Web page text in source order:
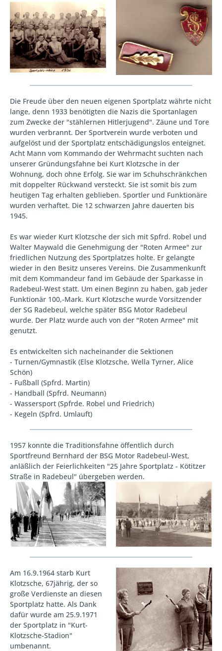
Die Freude über den neuen eigenen Sportplatz währte nicht
lange, denn 1933 benötigten die Nazis die Sportanlagen
zum Zwecke der "stählernen Hitlerjugend". Zäune und Tore
wurden verbrannt. Der Sportverein wurde verboten und
aufgelöst und der Sportplatz entschädigungslos enteignet.
Acht Mann vom Kommando der Wehrmacht suchten nach
unserer Gründungsfahne bei Kurt Klotzsche in der
Wohnung, doch ohne Erfolg. Sie war im Schuhschränkchen
mit doppelter Rückwand versteckt. Sie ist somit bis zum
heutigen Tag erhalten geblieben. Sportler und Funktionäre
wurden verhaftet. Die 12 schwarzen Jahre dauerten bis
1945.
Es war wieder Kurt Klotzsche der sich mit Spfrd. Robel und
Walter Maywald die Genehmigung der "Roten Armee" zur
friedlichen Nutzung des Sportplatzes holte. Er gelangte
wieder in den Besitz unseres Vereins. Die Zusammenkunft
mit dem Kommandeur fand im Gebäude der Sparkasse in
Radebeul-West statt. Um einen Beginn zu haben, gab jeder
Funktionär 100,-Mark. Kurt Klotzsche wurde Vorsitzender
der SG Radebeul, welche später BSG Motor Radebeul
wurde. Der Platz wurde auch von der "Roten Armee" mit
genutzt.
Es entwickelten sich nacheinander die Sektionen
- Turnen/Gymnastik (Else Klotzsche, Wella Tyrner, Alice
Schön)
- Fußball (Spfrd. Martin)
- Handball (Spfrd. Neumann)
- Wassersport (Spfrde. Robel und Friedrich)
- Kegeln (Spfrd. Umlauft)
1957 konnte die Traditionsfahne öffentlich durch
Sportfreund Bernhard der BSG Motor Radebeul-West,
anläßlich der Feierlichkeiten "25 Jahre Sportplatz - Kötitzer
Straße in Radebeul" übergeben werden.
Am 16.9.1964 starb Kurt
Klotzsche, 67jährig, der so
große Verdienste an diesen
Sportplatz hatte. Als Dank
dafür wurde am 25.9.1971
der Sportplatz in "Kurt-
Klotzsche-Stadion"
umbenannt.